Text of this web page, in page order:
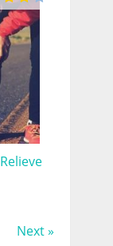
Next »